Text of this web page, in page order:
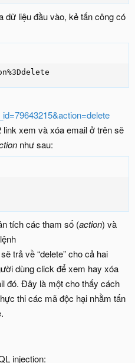
liệu đầu vào, kẻ tấn công có
xem và xóa email ở trên sẽ
như sau:
tích các tham số (action) và
trả về “delete” cho cả hai
dùng click để xem hay xóa
đó. Đây là một cho thấy cách
thi các mã độc hại nhằm tấn
injection: